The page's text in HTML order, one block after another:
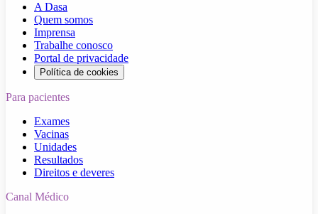
A Dasa
Quem somos
Imprensa
Trabalhe conosco
Portal de privacidade
Política de cookies
Para pacientes
Exames
Vacinas
Unidades
Resultados
Direitos e deveres
Canal Médico